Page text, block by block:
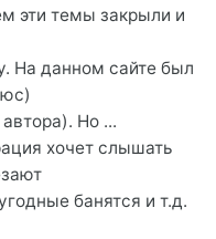
эти темы закрыли и
На данном сайте был
Но ...
хочет слышать
банятся и т.д.